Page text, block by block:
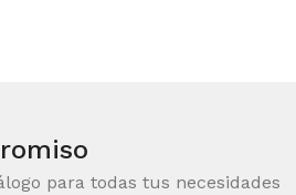
para todas tus necesidades